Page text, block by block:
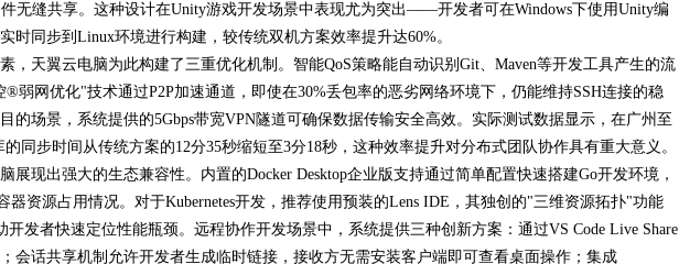
无缝共享。这种设计在Unity游戏开发场景中表现尤为突出——开发者可在Windows下使用Unity编
时同步到Linux环境进行构建，较传统双机方案效率提升达60%。
，天翼云电脑为此构建了三重优化机制。智能QoS策略能自动识别Git、Maven等开发工具产生的流
弱网优化"技术通过P2P加速通道，即使在30%丢包率的恶劣网络环境下，仍能维持SSH连接的稳
的场景，系统提供的5Gbps带宽VPN隧道可确保数据传输安全高效。实际测试数据显示，在广州至
同步时间从传统方案的12分35秒缩短至3分18秒，这种效率提升对分布式团队协作具有重大意义。
展现出强大的生态兼容性。内置的Docker Desktop企业版支持通过简单配置快速搭建Go开发环境，
器资源占用情况。对于Kubernetes开发，推荐使用预装的Lens IDE，其独创的"三维资源拓扑"功能
开发者快速定位性能瓶颈。远程协作开发场景中，系统提供三种创新方案：通过VS Code Live Share
会话共享机制允许开发者生成临时链接，接收方无需安装客户端即可查看桌面操作；集成